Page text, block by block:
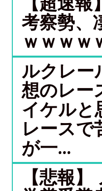
考察勢、
ｗｗｗｗ
ルクレー
想のレー
イケルと
レースで
が一...
【悲報